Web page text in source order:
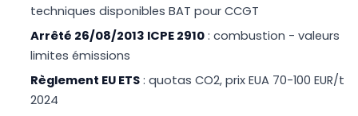
techniques disponibles BAT pour CCGT
Arrêté 26/08/2013 ICPE 2910 : combustion - valeurs
limites émissions
Règlement EU ETS : quotas CO2, prix EUA 70-100 EUR/t
2024